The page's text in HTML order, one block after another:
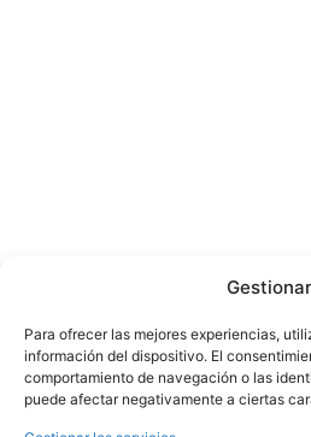
Para ofrecer las mejores experiencias,
información del dispositivo. El
comportamiento de navegación o las
puede afectar negativamente a ciertas